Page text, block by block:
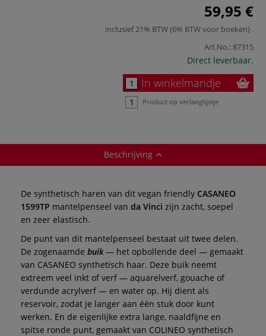
59,95 €
inclusief 21% BTW (6% BTW voor boeken) .
Art.No.: 87315
Direct leverbaar.
In winkelmandje
Product op verlanglijstje
Beschrijving
De synthetisch haren van dit vegan friendly CASANEO
1599TP mantelpenseel van da Vinci zijn zacht, soepel
en zeer elastisch.
De punt van dit mantelpenseel bestaat uit twee delen.
De zogenaamde buik— het opbollende deel — gemaakt
van CASANEO synthetisch haar. Deze buik neemt
extreem veel inkt of verf — aquarelverf, gouache of
verdunde acrylverf — en water op. Hij dient als
reservoir, zodat je langer aan één stuk door kunt
werken. En de eigenlijke extra lange, naaldfijne en
spitse ronde punt, gemaakt van COLINEO synthetisch